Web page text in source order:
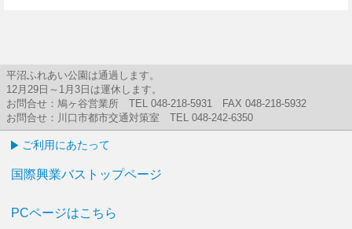
平沼ふれあい公園は通過します。
12月29日～1月3日は運休します。
お問合せ：鳩ヶ谷営業所 TEL 048-218-5931 FAX 048-218-5932
お問合せ：川口市都市交通対策室 TEL 048-242-6350
ご利用にあたって
国際興業バストップページ
PCページはこちら